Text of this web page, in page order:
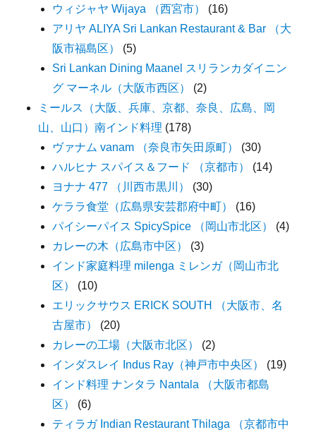
ウィジャヤ Wijaya （西宮市）
(16)
アリヤ ALIYA Sri Lankan Restaurant & Bar （大
阪市福島区）
(5)
Sri Lankan Dining Maanel スリランカダイニン
グ マーネル（大阪市西区）
(2)
ミールス（大阪、兵庫、京都、奈良、広島、岡
山、山口）南インド料理 (178)
ヴァナム vanam （奈良市矢田原町）
(30)
ハルヒナ スパイス＆フード （京都市）
(14)
ヨナナ 477 （川西市黒川）
(30)
ケララ食堂（広島県安芸郡府中町）
(16)
パイシーパイス SpicySpice （岡山市北区）
(4)
カレーの木（広島市中区）
(3)
インド家庭料理 milenga ミレンガ（岡山市北
区）
(10)
エリックサウス ERICK SOUTH （大阪市、名
古屋市）
(20)
カレーの工場（大阪市北区）
(2)
インダスレイ Indus Ray（神戸市中央区）
(19)
インド料理 ナンタラ Nantala （大阪市都島
区）
(6)
ティラガ Indian Restaurant Thilaga （京都市中